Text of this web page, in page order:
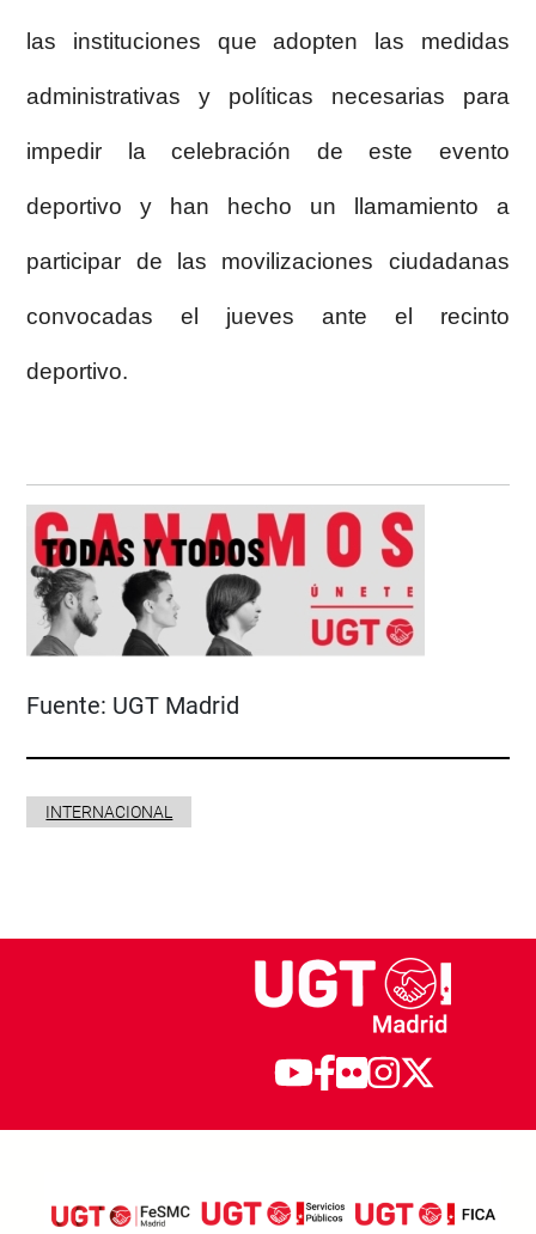
las instituciones que adopten las medidas
administrativas y políticas necesarias para
impedir la celebración de este evento
deportivo y han hecho un llamamiento a
participar de las movilizaciones ciudadanas
convocadas el jueves ante el recinto
deportivo.
Fuente: UGT Madrid
INTERNACIONAL